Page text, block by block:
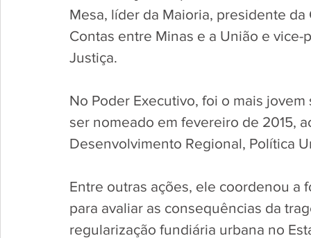
Mesa, líder da Maioria, presidente
Contas entre Minas e a União e
Justiça.
No Poder Executivo, foi o mais
ser nomeado em fevereiro de 2015,
Desenvolvimento Regional, Política
Entre outras ações, ele coordenou a
para avaliar as consequências da
regularização fundiária urbana no